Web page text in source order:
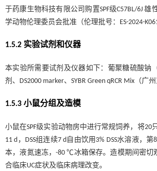
于药康生物科技有限公司购置SPF级C57BL/6J
学动物伦理委员会批准（伦理批号：ES-2024-
1.5.2 实验试剂和仪器
本实验所需要试剂及仪器如下：葡聚糖硫酸钠
剂、DS2000 marker、SYBR Green qRCR Mix（
1.5.3 小鼠分组及造模
小鼠在SPF级实验动物房中进行常规饲养，将
11 d，DSS组连续7 d自由饮用3% DSS水溶液
本，液氮速冻，-80 ℃冰箱保存。造模期间密
合临床UC症状及临床病理改变。